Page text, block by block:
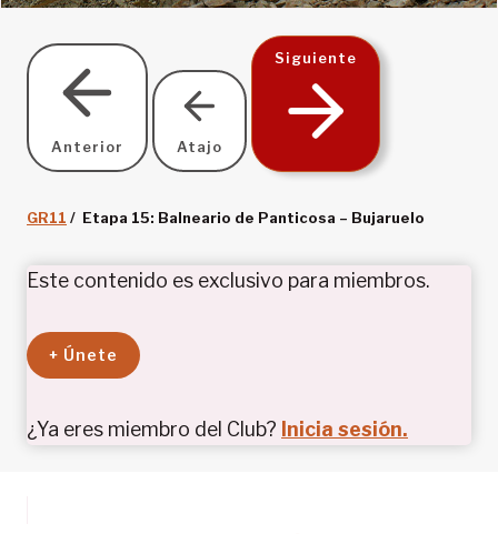
Anterior Atajo
Siguiente
GR11 / Etapa 15: Balneario de Panticosa – Bujaruelo
Este contenido es exclusivo para miembros.
+ Únete
¿Ya eres miembro del Club? Inicia sesión.